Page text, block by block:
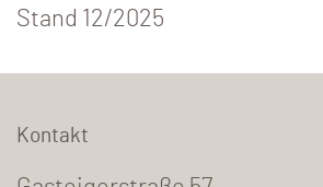
Stand 12/2025
Kontakt